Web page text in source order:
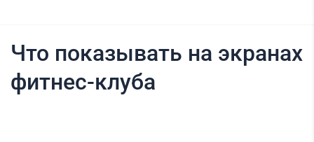
Что показывать на экранах
фитнес-клуба